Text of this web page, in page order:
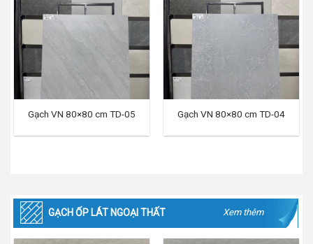
Gạch VN 80×80 cm TD-05 Gạch VN 80×80 cm TD-04
GẠCH ỐP LÁT NGOẠI THẤT Xem thêm